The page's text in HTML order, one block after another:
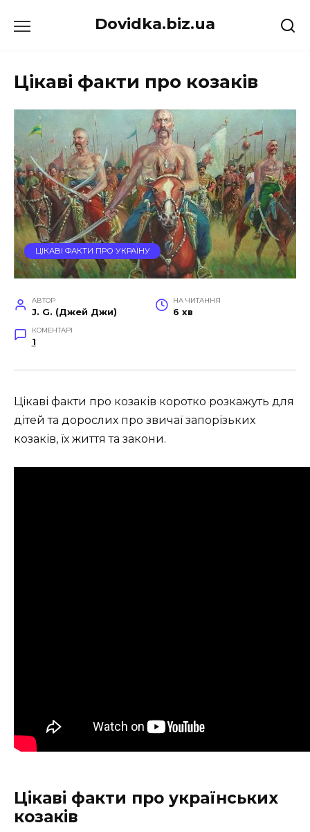
до
Dovidka.biz.ua
Цікаві факти про козаків
ЦІКАВІ ФАКТИ ПРО УКРАЇНУ
АВТОР
J. G. (Джей Джи)
НА ЧИТАННЯ
6 хв
КОМЕНТАРІ
1
Цікаві факти про козаків коротко розкажуть для
дітей та дорослих про звичаї запорізьких
козаків, їх життя та закони.
Цікаві факти про українських
козаків